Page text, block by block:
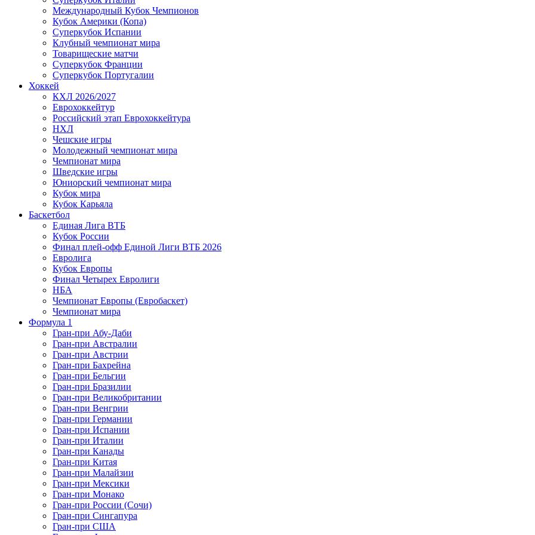
Международный Кубок Чемпионов
Кубок Америки (Копа)
Суперкубок Испании
Клубный чемпионат мира
Товарищеские матчи
Суперкубок Франции
Суперкубок Португалии
Хоккей
КХЛ 2026/2027
Еврохоккейтур
Российский этап Еврохоккейтура
НХЛ
Чешские игры
Молодежный чемпионат мира
Чемпионат мира
Шведские игры
Юниорский чемпионат мира
Кубок мира
Кубок Карьяла
Баскетбол
Единая Лига ВТБ
Кубок России
Финал плей-офф Единой Лиги ВТБ 2026
Евролига
Кубок Европы
Финал Четырех Евролиги
НБА
Чемпионат Европы (Евробаскет)
Чемпионат мира
Формула 1
Гран-при Абу-Даби
Гран-при Австралии
Гран-при Австрии
Гран-при Бахрейна
Гран-при Бельгии
Гран-при Бразилии
Гран-при Великобритании
Гран-при Венгрии
Гран-при Германии
Гран-при Испании
Гран-при Италии
Гран-при Канады
Гран-при Китая
Гран-при Малайзии
Гран-при Мексики
Гран-при Монако
Гран-при России (Сочи)
Гран-при Сингапура
Гран-при США